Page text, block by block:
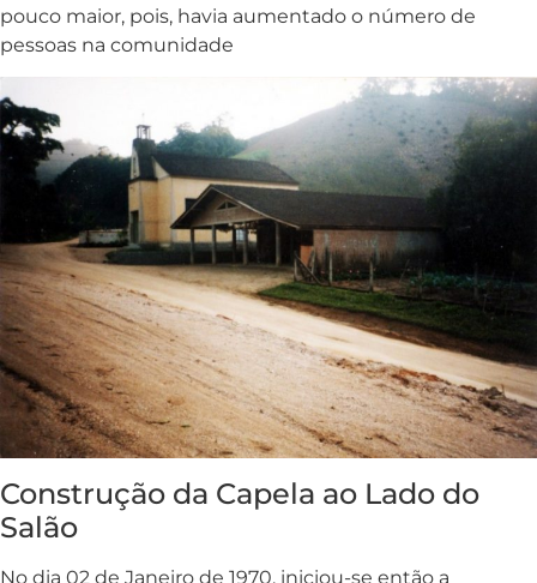
pouco maior, pois, havia aumentado o número de
pessoas na comunidade
Construção da Capela ao Lado do
Salão
No dia 02 de Janeiro de 1970, iniciou-se então a